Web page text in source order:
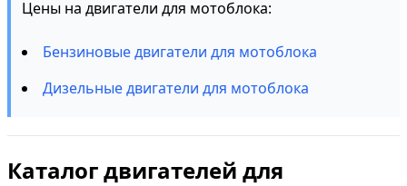
Цены на двигатели для мотоблока:
Бензиновые двигатели для мотоблока
Дизельные двигатели для мотоблока
Каталог двигателей для